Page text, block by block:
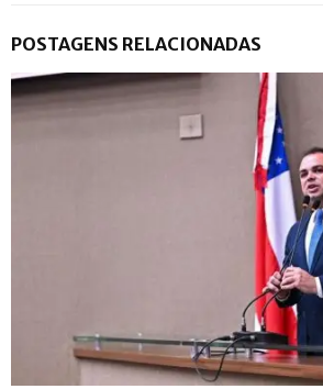
POSTAGENS RELACIONADAS